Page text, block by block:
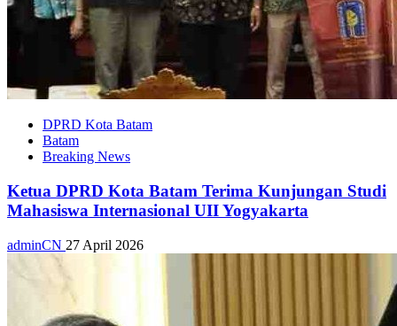
DPRD Kota Batam
Batam
Breaking News
Ketua DPRD Kota Batam Terima Kunjungan Studi
Mahasiswa Internasional UII Yogyakarta
adminCN 27 April 2026